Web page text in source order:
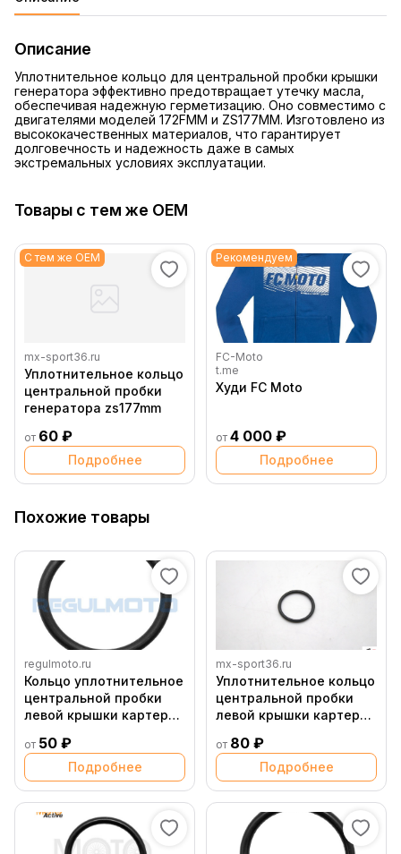
Описание
Уплотнительное кольцо для центральной пробки крышки
генератора эффективно предотвращает утечку масла,
обеспечивая надежную герметизацию. Оно совместимо с
двигателями моделей 172FMM и ZS177MM. Изготовлено из
высококачественных материалов, что гарантирует
долговечность и надежность даже в самых
экстремальных условиях эксплуатации.
Товары с тем же OEM
С тем же OEM
mx-sport36.ru
Уплотнительное кольцо
центральной пробки
генератора zs177mm
от 60 ₽
Подробнее
Рекомендуем
FC-Moto
t.me
Худи FC Moto
от 4 000 ₽
Подробнее
Похожие товары
regulmoto.ru
Кольцо уплотнительное
центральной пробки
левой крышки картера
200 6, 200 20
от 50 ₽
Подробнее
mx-sport36.ru
Уплотнительное кольцо
центральной пробки
левой крышки картера
от 80 ₽
Подробнее